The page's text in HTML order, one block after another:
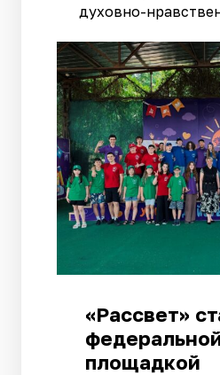
духовно-
«Рассвет»
площадкой